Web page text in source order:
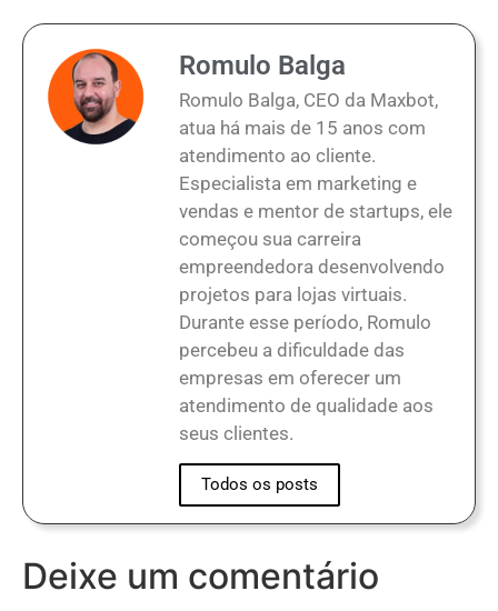
Romulo Balga
Romulo Balga, CEO da Maxbot,
atua há mais de 15 anos com
atendimento ao cliente.
Especialista em marketing e
vendas e mentor de startups, ele
começou sua carreira
empreendedora desenvolvendo
projetos para lojas virtuais.
Durante esse período, Romulo
percebeu a dificuldade das
empresas em oferecer um
atendimento de qualidade aos
seus clientes.
Todos os posts
Deixe um comentário